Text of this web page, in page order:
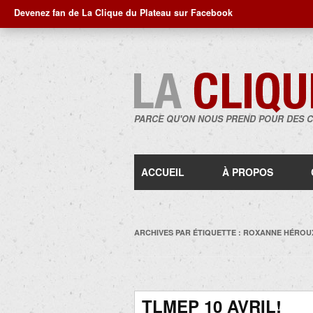
Devenez fan de La Clique du Plateau sur Facebook
PARCE QU'ON NOUS PREND POUR DES
ACCUEIL À PROPOS
ARCHIVES PAR ÉTIQUETTE : ROXANNE
TLMEP 10 AVRIL!